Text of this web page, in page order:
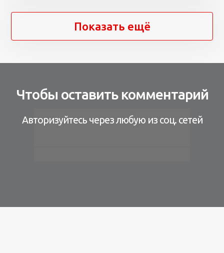
Показать ещё
Чтобы оставить комментарий
Авторизуйтесь через любую из соц. сетей